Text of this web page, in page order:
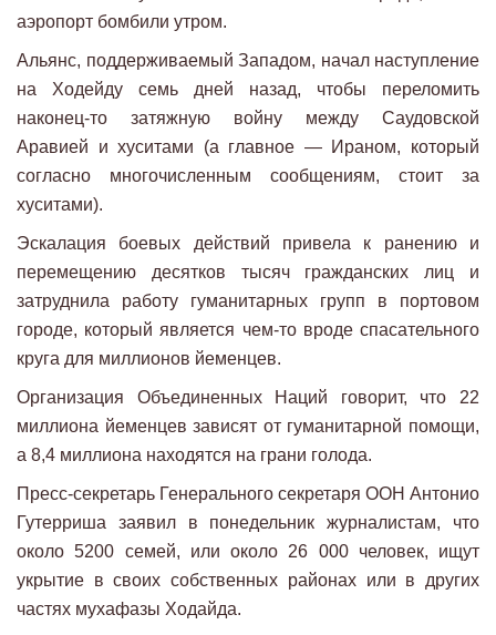
аэропорт бомбили утром.
Альянс, поддерживаемый Западом, начал наступление
на Ходейду семь дней назад, чтобы переломить
наконец-то затяжную войну между Саудовской
Аравией и хуситами (а главное — Ираном, который
согласно многочисленным сообщениям, стоит за
хуситами).
Эскалация боевых действий привела к ранению и
перемещению десятков тысяч гражданских лиц и
затруднила работу гуманитарных групп в портовом
городе, который является чем-то вроде спасательного
круга для миллионов йеменцев.
Организация Объединенных Наций говорит, что 22
миллиона йеменцев зависят от гуманитарной помощи,
а 8,4 миллиона находятся на грани голода.
Пресс-секретарь Генерального секретаря ООН Антонио
Гутерриша заявил в понедельник журналистам, что
около 5200 семей, или около 26 000 человек, ищут
укрытие в своих собственных районах или в других
частях мухафазы Ходайда.